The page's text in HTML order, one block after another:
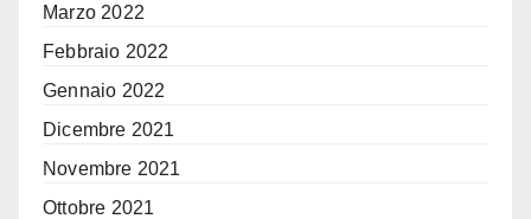
Marzo 2022
Febbraio 2022
Gennaio 2022
Dicembre 2021
Novembre 2021
Ottobre 2021